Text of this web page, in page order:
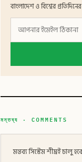
বাংলাদেশ ও বিশ্বের
মন্তব্য · COMMENTS
মন্তব্য সিস্টেম শীঘ্রই